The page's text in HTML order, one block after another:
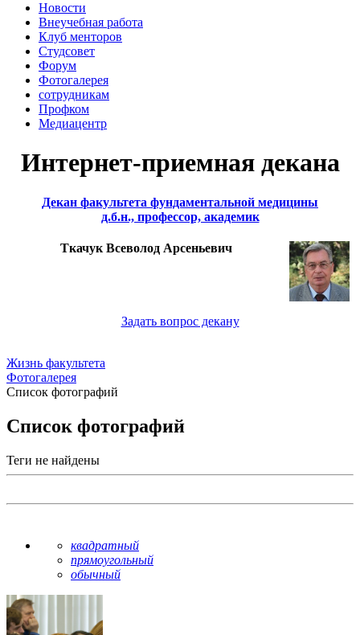
Новости
Внеучебная работа
Клуб менторов
Студсовет
Форум
Фотогалерея
сотрудникам
Профком
Медиацентр
Интернет-приемная декана
Декан факультета фундаментальной медицины
д.б.н., профессор, академик
Ткачук Всеволод Арсеньевич
Задать вопрос декану
Жизнь факультета
Фотогалерея
Список фотографий
Список фотографий
Теги не найдены
квадратный
прямоугольный
обычный